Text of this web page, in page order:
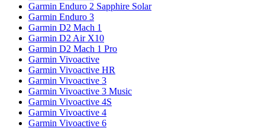
Garmin Enduro 2 Sapphire Solar
Garmin Enduro 3
Garmin D2 Mach 1
Garmin D2 Air X10
Garmin D2 Mach 1 Pro
Garmin Vivoactive
Garmin Vivoactive HR
Garmin Vivoactive 3
Garmin Vivoactive 3 Music
Garmin Vivoactive 4S
Garmin Vivoactive 4
Garmin Vivoactive 6